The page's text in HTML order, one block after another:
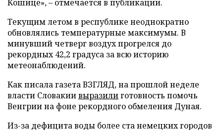
Кошице», – отмечается в публикации.
Текущим летом в республике неоднократно
обновлялись температурные максимумы. В
минувший четверг воздух прогрелся до
рекордных 42,2 градуса за всю историю
метеонаблюдений.
Как писала газета ВЗГЛЯД, на прошлой неделе
власти Словакиивыразилиготовность помочь
Венгрии на фоне рекордного обмеления Дуная.
Из-за дефицита воды более ста немецких городов